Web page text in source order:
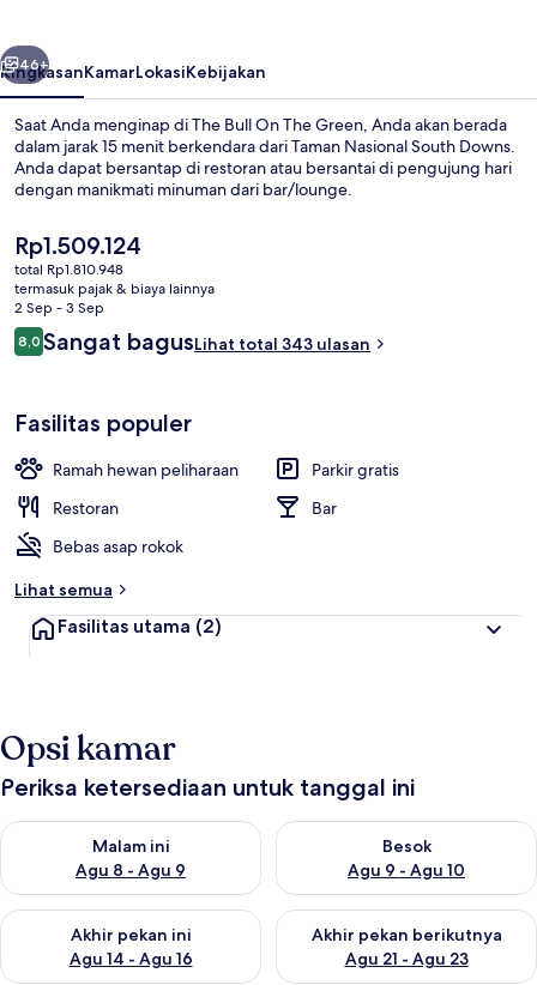
Berikutnya
46+
RingkasanKamarLokasiKebijakan
Saat Anda menginap di The Bull On The Green, Anda akan berada
dalam jarak 15 menit berkendara dari Taman Nasional South Downs.
Anda dapat bersantap di restoran atau bersantai di pengujung hari
dengan manikmati minuman dari bar/lounge.
Harga
saat
ini
Rp1.509.124
Rp1.509.124
total Rp1.810.948
termasuk pajak & biaya lainnya
2 Sep - 3 Sep
Ulasan
8,08,0 dari 10
Sangat bagusLihat total 343 ulasan
Fasilitas populer
Ramah hewan peliharaan
Parkir gratis
Restoran
Bar
Bebas asap rokok
Lihat semua
Fasilitas utama (2)
Opsi kamar
Periksa ketersediaan untuk tanggal ini
Malam ini
Agu 8 - Agu 9
Periksa ketersediaan untuk malam ini Agu 8 - Agu 9
Besok
Agu 9 - Agu 10
Periksa ketersediaan untuk
Akhir pekan ini
Agu 14 - Agu 16
Periksa ketersediaan untuk akhir pekan ini Agu 14 - Agu 16
Akhir pekan berikutnya
Agu 21 - Agu 23
Periksa ketersediaan untuk